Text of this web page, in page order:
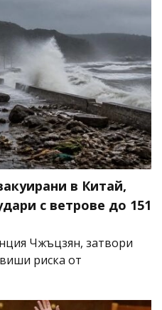
в Китай,
с ветрове до 151
Чжъцзян, затвори
риска от